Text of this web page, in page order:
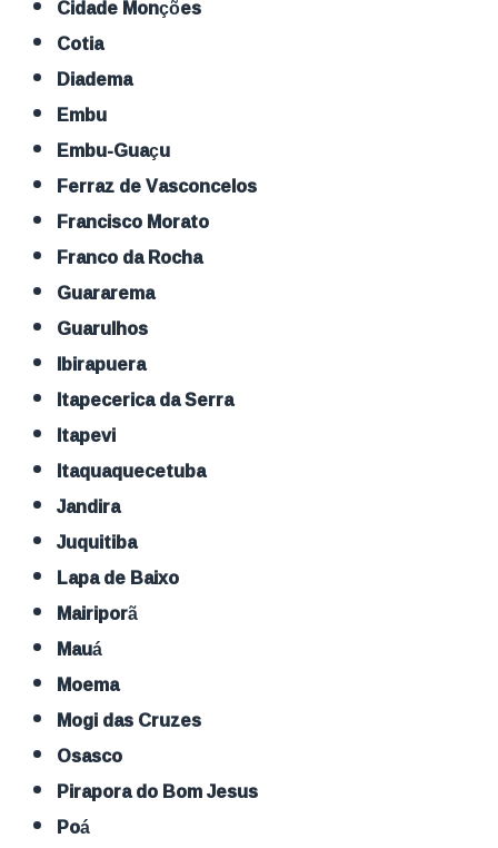
Cidade Monções
Cotia
Diadema
Embu
Embu-Guaçu
Ferraz de Vasconcelos
Francisco Morato
Franco da Rocha
Guararema
Guarulhos
Ibirapuera
Itapecerica da Serra
Itapevi
Itaquaquecetuba
Jandira
Juquitiba
Lapa de Baixo
Mairiporã
Mauá
Moema
Mogi das Cruzes
Osasco
Pirapora do Bom Jesus
Poá